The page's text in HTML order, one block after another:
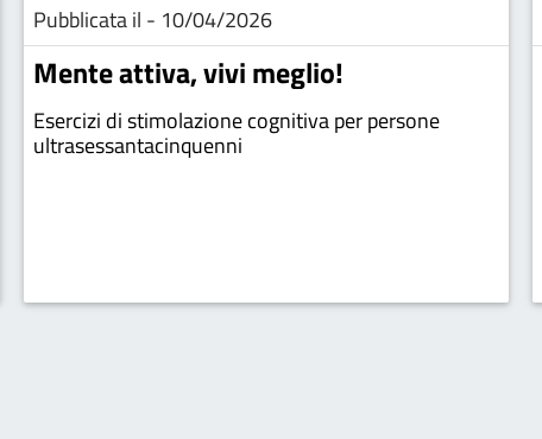
Pubblicata il - 10/04/2026
Mente attiva, vivi meglio!
Esercizi di stimolazione cognitiva per persone
ultrasessantacinquenni